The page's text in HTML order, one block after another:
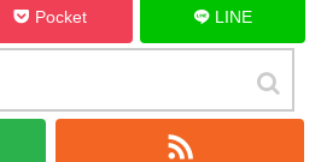
Pocket LINE